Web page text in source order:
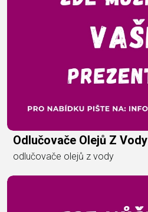
Odlučovače Olejů Z Vody
odlučovače olejů z vody